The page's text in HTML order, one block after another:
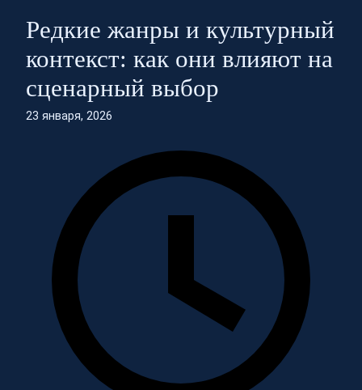
Редкие жанры и культурный
контекст: как они влияют на
сценарный выбор
23 января, 2026